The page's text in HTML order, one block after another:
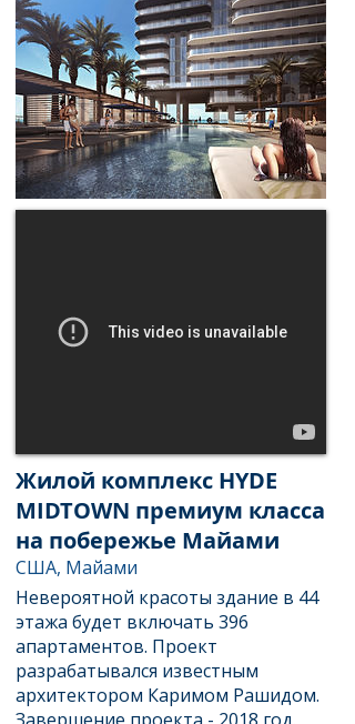
Жилой комплекс HYDE
MIDTOWN премиум класса
на побережье Майами
США, Майами
Невероятной красоты здание в 44
этажа будет включать 396
апартаментов. Проект
разрабатывался известным
архитектором Каримом Рашидом.
Завершение проекта - 2018 год.